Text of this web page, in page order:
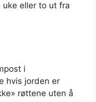
eller to ut fra
i
hvis jorden er
røttene uten å